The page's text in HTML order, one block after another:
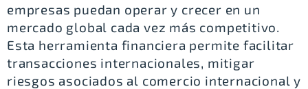
empresas puedan operar y crecer en un
mercado global cada vez más competitivo.
Esta herramienta financiera permite facilitar
transacciones internacionales, mitigar
riesgos asociados al comercio internacional y